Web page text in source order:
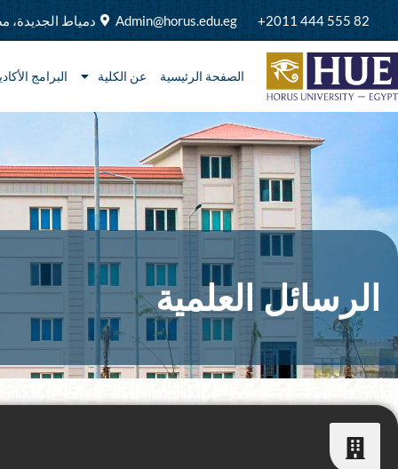
المحتوى
82 555 444 2011+
Admin@horus.edu.eg دمياط الجديدة،
الصفحة الرئيسية عن الكلية البرامج
الرسائل العلمية